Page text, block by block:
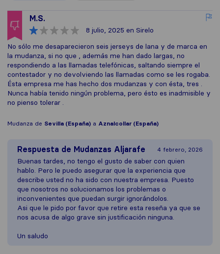
M.S.
8 julio, 2025 en Sirelo
No sólo me desaparecieron seis jerseys de lana y de marca en
la mudanza, si no que , además me han dado largas, no
respondiendo a las llamadas telefónicas, saltando siempre el
contestador y no devolviendo las llamadas como se les rogaba.
Ésta empresa me has hecho dos mudanzas y con ésta, tres .
Nunca había tenido ningún problema, pero ésto es inadmisible y
no pienso tolerar .
Mudanza de Sevilla (España) a Aznalcollar (España)
Respuesta de Mudanzas Aljarafe 4 febrero, 2026
Buenas tardes, no tengo el gusto de saber con quien
hablo. Pero le puedo asegurar que la experiencia que
describe usted no ha sido con nuestra empresa. Puesto
que nosotros no solucionamos los problemas o
inconvenientes que puedan surgir ignorándolos.
Asi que le pido por favor que retire esta reseña ya que se
nos acusa de algo grave sin justificación ninguna.
Un saludo